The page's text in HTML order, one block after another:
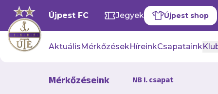
Újpest FC Jegyek Újpest shop
AktuálisMérkőzésekHíreinkCsapataink
Mérkőzéseink NB I. csapat